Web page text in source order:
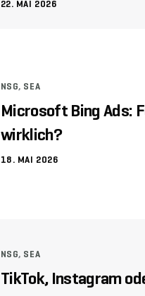
22. MAI 2026
NSG, SEA
Microsoft Bing Ads:
wirklich?
18. MAI 2026
NSG, SEA
TikTok, Instagram